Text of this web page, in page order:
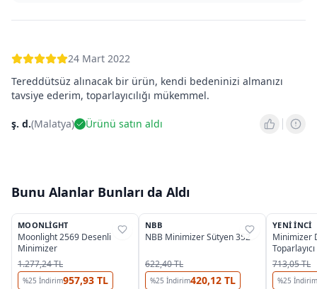
24 Mart 2022
Tereddütsüz alınacak bir ürün, kendi bedeninizi almanızı
tavsiye ederim, toparlayıcılığı mükemmel.
ş. d.(Malatya) Ürünü satın aldı
Bunu Alanlar Bunları da Aldı
%29
MOONLIGHT
Moonlight 2569 Desenli
Minimizer
1.277,24 TL
%25 İndirim957,93 TL
%45
NBB
NBB Minimizer Sütyen 352
622,40 TL
%25 İndirim420,12 TL
%34
YENI İNCI
Minimizer
1950
713,05 TL
%25 İndirim